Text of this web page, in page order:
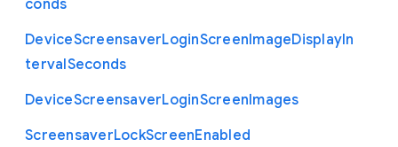
conds
DeviceScreensaverLoginScreenImageDisplayIn
tervalSeconds
DeviceScreensaverLoginScreenImages
ScreensaverLockScreenEnabled